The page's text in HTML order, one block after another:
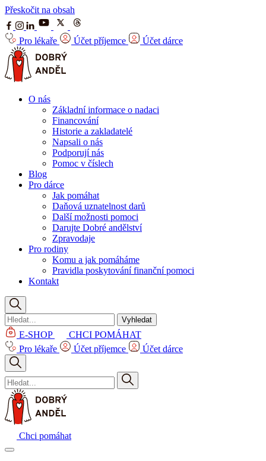
Přeskočit na obsah
Pro lékaře Účet příjemce Účet dárce
O nás
Základní informace o nadaci
Financování
Historie a zakladatelé
Napsali o nás
Podporují nás
Pomoc v číslech
Blog
Pro dárce
Jak pomáhat
Daňová uznatelnost darů
Další možnosti pomoci
Darujte Dobré andělství
Zpravodaje
Pro rodiny
Komu a jak pomáháme
Pravidla poskytování finanční pomoci
Kontakt
Vyhledat
E-SHOP
CHCI POMÁHAT
Pro lékaře
Účet příjemce Účet dárce
Chci pomáhat